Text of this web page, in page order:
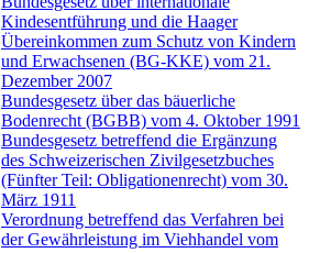
Kindesentführung und die Haager
Übereinkommen zum Schutz von Kindern
und Erwachsenen (BG-KKE) vom 21.
Dezember 2007
Bundesgesetz über das bäuerliche
Bodenrecht (BGBB) vom 4. Oktober 1991
Bundesgesetz betreffend die Ergänzung
des Schweizerischen Zivilgesetzbuches
(Fünfter Teil: Obligationenrecht) vom 30.
März 1911
Verordnung betreffend das Verfahren bei
der Gewährleistung im Viehhandel vom